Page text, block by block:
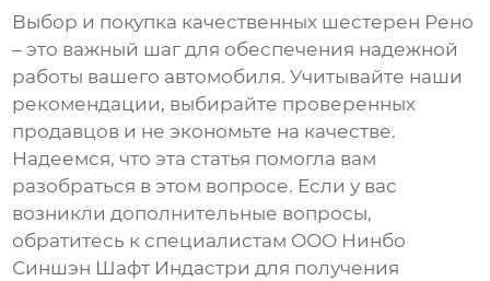
Выбор и покупка качественных шестерен Рено
– это важный шаг для обеспечения надежной
работы вашего автомобиля. Учитывайте наши
рекомендации, выбирайте проверенных
продавцов и не экономьте на качестве.
Надеемся, что эта статья помогла вам
разобраться в этом вопросе. Если у вас
возникли дополнительные вопросы,
обратитесь к специалистам ООО Нинбо
Синшэн Шафт Индастри для получения